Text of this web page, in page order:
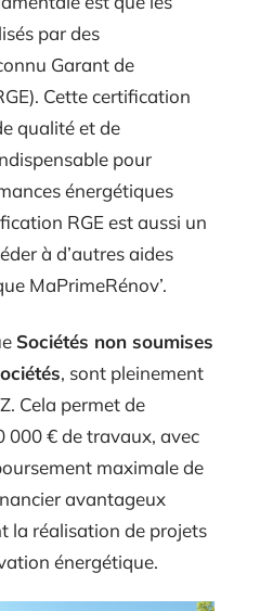
par des
Garant de
Cette certification
qualité et de
pour
énergétiques
RGE est aussi un
à d’autres aides
MaPrimeRénov’.
Sociétés non soumises
, sont pleinement
Cela permet de
000 € de travaux, avec
maximale de
avantageux
la réalisation de projets
énergétique.